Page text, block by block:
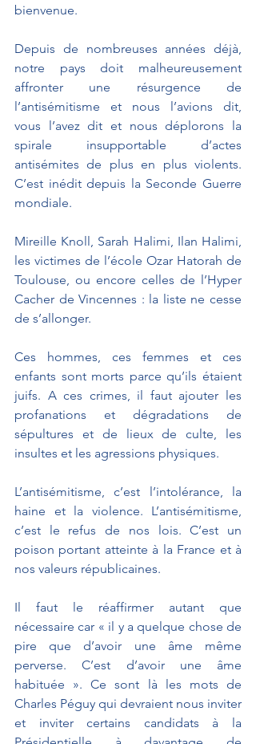
bienvenue.
Depuis de nombreuses années déjà,
notre pays doit malheureusement
affronter une résurgence de
l’antisémitisme et nous l’avions dit,
vous l’avez dit et nous déplorons la
spirale insupportable d’actes
antisémites de plus en plus violents.
C’est inédit depuis la Seconde Guerre
mondiale.
Mireille Knoll, Sarah Halimi, Ilan Halimi,
les victimes de l’école Ozar Hatorah de
Toulouse, ou encore celles de l’Hyper
Cacher de Vincennes : la liste ne cesse
de s’allonger.
Ces hommes, ces femmes et ces
enfants sont morts parce qu’ils étaient
juifs. A ces crimes, il faut ajouter les
profanations et dégradations de
sépultures et de lieux de culte, les
insultes et les agressions physiques.
L’antisémitisme, c’est l’intolérance, la
haine et la violence. L’antisémitisme,
c’est le refus de nos lois. C’est un
poison portant atteinte à la France et à
nos valeurs républicaines.
Il faut le réaffirmer autant que
nécessaire car « il y a quelque chose de
pire que d’avoir une âme même
perverse. C’est d’avoir une âme
habituée ». Ce sont là les mots de
Charles Péguy qui devraient nous inviter
et inviter certains candidats à la